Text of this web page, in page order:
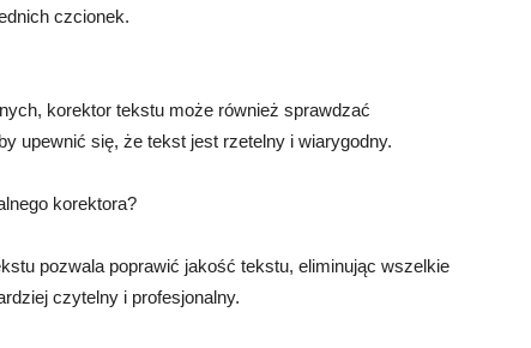
czcionek.
korektor tekstu może również sprawdzać
upewnić się, że tekst jest rzetelny i wiarygodny.
korektora?
pozwala poprawić jakość tekstu, eliminując wszelkie
czytelny i profesjonalny.